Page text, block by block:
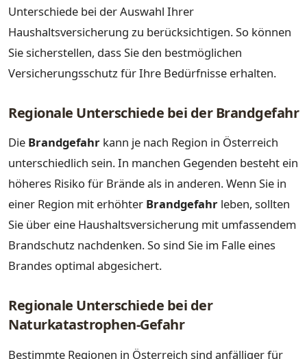
Unterschiede bei der Auswahl Ihrer
Haushaltsversicherung zu berücksichtigen. So können
Sie sicherstellen, dass Sie den bestmöglichen
Versicherungsschutz für Ihre Bedürfnisse erhalten.
Regionale Unterschiede bei der Brandgefahr
Die Brandgefahr kann je nach Region in Österreich
unterschiedlich sein. In manchen Gegenden besteht ein
höheres Risiko für Brände als in anderen. Wenn Sie in
einer Region mit erhöhter Brandgefahr leben, sollten
Sie über eine Haushaltsversicherung mit umfassendem
Brandschutz nachdenken. So sind Sie im Falle eines
Brandes optimal abgesichert.
Regionale Unterschiede bei der
Naturkatastrophen-Gefahr
Bestimmte Regionen in Österreich sind anfälliger für